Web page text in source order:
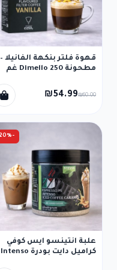
قهوة فلتر بنكهة الفانيلا –
مطحونة Dimello 250 غم
₪54.99₪60.00
-20%
علبة انتينسو ايس كوفي
كراميل دايت بودرة Intenso